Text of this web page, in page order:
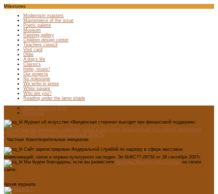
Milestones
Modernism masters
Masterpiece of the issue
Poetic palette
Museum
Painting gallery
Children design center
Teachers council
Visit card
Oldie
A dog’s life
Classics
Hello, music!
Our projects
No milestone
We write in prose
White square
Who are you?
Reading under the lamp shade
Лента новостей RSS
Vkontakte
Журнал об искусстве «Введенская сторона» выходит при финансовой поддержке:
- Министерства цифрового развития, связи и массовых коммуникаций Российской Федерации
- Министерство культуры Новгородской области
- Частных благотворительных инициатив
Сайт зарегистрирован Федеральной службой по надзору в сфере массовых
коммуникаций, связи и охраны культурного наследия: Эл №ФС77-29734 от 28 сентября 2007г.
Мы будем благодарны, если вы разместите баннеры "Введенской стороны" на своем
сайте.
Архив журнала